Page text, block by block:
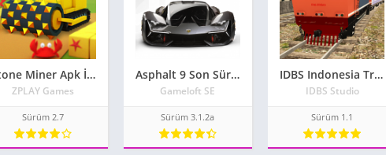
Stone Miner Apk İndir
ZPLAY Games
Sürüm 2.7
Asphalt 9 Son Sürüm
Gameloft SE
Sürüm 3.1.2a
IDBS Indonesia Train Simulator
IDBS Studio
Sürüm 1.1